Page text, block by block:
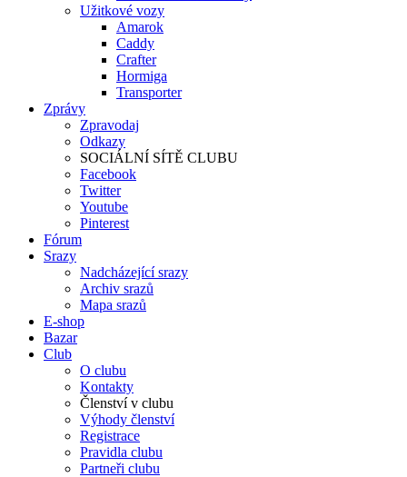
Užitkové vozy
Amarok
Caddy
Crafter
Hormiga
Transporter
Zprávy
Zpravodaj
Odkazy
SOCIÁLNÍ SÍTĚ CLUBU
Facebook
Twitter
Youtube
Pinterest
Fórum
Srazy
Nadcházející srazy
Archiv srazů
Mapa srazů
E-shop
Bazar
Club
O clubu
Kontakty
Členství v clubu
Výhody členství
Registrace
Pravidla clubu
Partneři clubu